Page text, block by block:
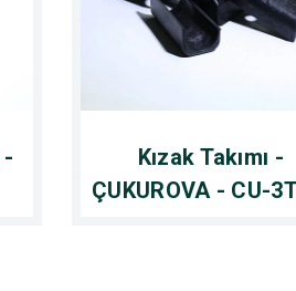
-
Kızak Takımı -
ÇUKUROVA - CU-